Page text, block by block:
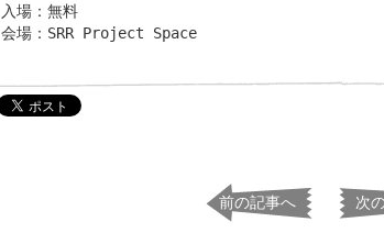
入場：無料
会場：SRR Project Space
前の記事へ 次